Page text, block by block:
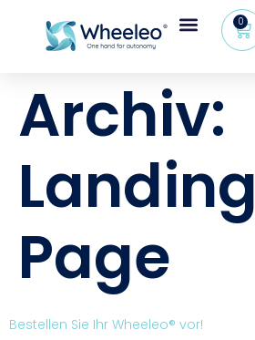
0
Archiv:
Landing
Page
Bestellen Sie Ihr Wheeleo® vor!